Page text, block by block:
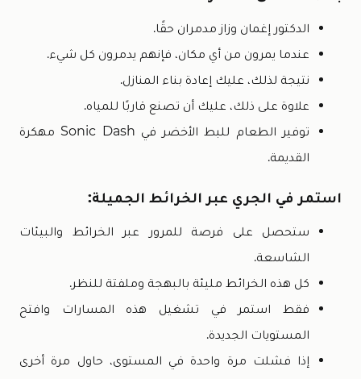
الدكتور إغمان وزاز مدمران حقًا.
عندما يمرون من أي مكان، فإنهم يدمرون كل شيء.
نتيجة لذلك، عليك إعادة بناء المنازل.
علاوة على ذلك، عليك أن تصنع قاربًا للمياه.
توفير الطعام للبط الأخضر في Sonic Dash مهكرة
القديمة.
استمر في الجري عبر الخرائط الجميلة:
ستحصل على فرصة للمرور عبر الخرائط والبيئات
الشاسعة.
كل هذه الخرائط مليئة بالبهجة وملفتة للنظر.
فقط استمر في تشغيل هذه المسارات وافتح
المستويات الجديدة.
إذا فشلت مرة واحدة في المستوى، حاول مرة أخرى